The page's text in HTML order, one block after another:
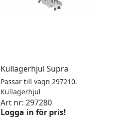
Kullagerhjul Supra
Passar till vagn 297210.
Kullagerhjul
Art nr: 297280
Logga in för pris!